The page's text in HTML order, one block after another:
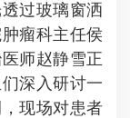
过玻璃窗洒
瘤科主任侯
师赵静雪正
深入研讨一
现场对患者